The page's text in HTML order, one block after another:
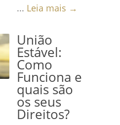
... Leia mais →
União
Estável:
Como
Funciona e
quais são
os seus
Direitos?